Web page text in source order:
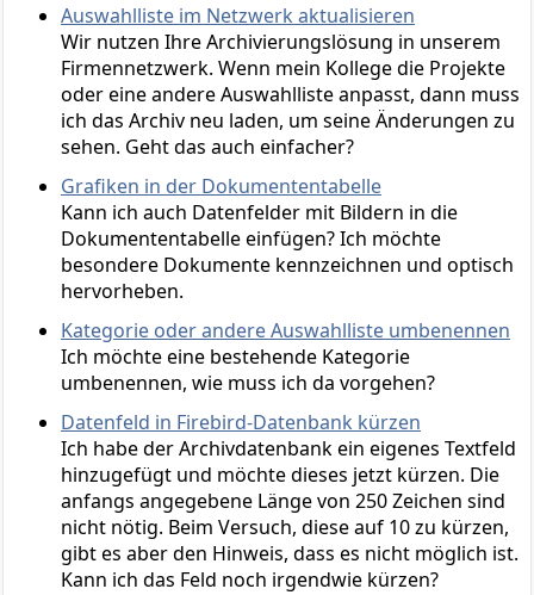
Auswahlliste im Netzwerk aktualisieren
Wir nutzen Ihre Archivierungslösung in unserem
Firmennetzwerk. Wenn mein Kollege die Projekte
oder eine andere Auswahlliste anpasst, dann muss
ich das Archiv neu laden, um seine Änderungen zu
sehen. Geht das auch einfacher?
Grafiken in der Dokumententabelle
Kann ich auch Datenfelder mit Bildern in die
Dokumententabelle einfügen? Ich möchte
besondere Dokumente kennzeichnen und optisch
hervorheben.
Kategorie oder andere Auswahlliste umbenennen
Ich möchte eine bestehende Kategorie
umbenennen, wie muss ich da vorgehen?
Datenfeld in Firebird-Datenbank kürzen
Ich habe der Archivdatenbank ein eigenes Textfeld
hinzugefügt und möchte dieses jetzt kürzen. Die
anfangs angegebene Länge von 250 Zeichen sind
nicht nötig. Beim Versuch, diese auf 10 zu kürzen,
gibt es aber den Hinweis, dass es nicht möglich ist.
Kann ich das Feld noch irgendwie kürzen?